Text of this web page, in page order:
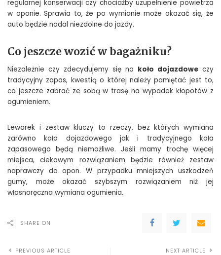
regularnej konserwacji czy chociażby uzupełnienie powietrza
w oponie. Sprawia to, że po wymianie może okazać się, że
auto będzie nadal niezdolne do jazdy.
Co jeszcze wozić w bagażniku?
Niezależnie czy zdecydujemy się na koło dojazdowe czy
tradycyjny zapas, kwestią o której należy pamiętać jest to,
co jeszcze zabrać ze sobą w trasę na wypadek kłopotów z
ogumieniem.
Lewarek i zestaw kluczy to rzeczy, bez których wymiana
zarówno koła dojazdowego jak i tradycyjnego koła
zapasowego będą niemożliwe. Jeśli mamy trochę więcej
miejsca, ciekawym rozwiązaniem będzie również zestaw
naprawczy do opon. W przypadku mniejszych uszkodzeń
gumy, może okazać szybszym rozwiązaniem niż jej
własnoręczna wymiana ogumienia.
SHARE ON
PREVIOUS ARTICLE NEXT ARTICLE